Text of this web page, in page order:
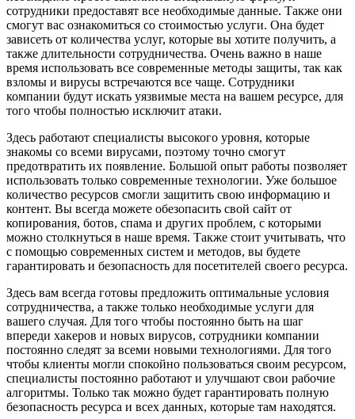
сотрудники предоставят все необходимые данные. Также они
смогут вас ознакомиться со стоимостью услуги. Она будет
зависеть от количества услуг, которые вы хотите получить, а
также длительности сотрудничества. Очень важно в наше
время использовать все современные методы защиты, так как
взломы и вирусы встречаются все чаще. Сотрудники
компании будут искать уязвимые места на вашем ресурсе, для
того чтобы полностью исключит атаки.
Здесь работают специалисты высокого уровня, которые
знакомы со всеми вирусами, поэтому точно смогут
предотвратить их появление. Большой опыт работы позволяет
использовать только современные технологии. Уже большое
количество ресурсов смогли защитить свою информацию и
контент. Вы всегда можете обезопасить свой сайт от
копирования, ботов, спама и других проблем, с которыми
можно столкнуться в наше время. Также стоит учитывать, что
с помощью современных систем и методов, вы будете
гарантировать и безопасность для посетителей своего ресурса.
Здесь вам всегда готовы предложить оптимальные условия
сотрудничества, а также только необходимые услуги для
вашего случая. Для того чтобы постоянно быть на шаг
впереди хакеров и новых вирусов, сотрудники компании
постоянно следят за всеми новыми технологиями. Для того
чтобы клиенты могли спокойно пользоваться своим ресурсом,
специалисты постоянно работают и улучшают свои рабочие
алгоритмы. Только так можно будет гарантировать полную
безопасность ресурса и всех данных, которые там находятся.